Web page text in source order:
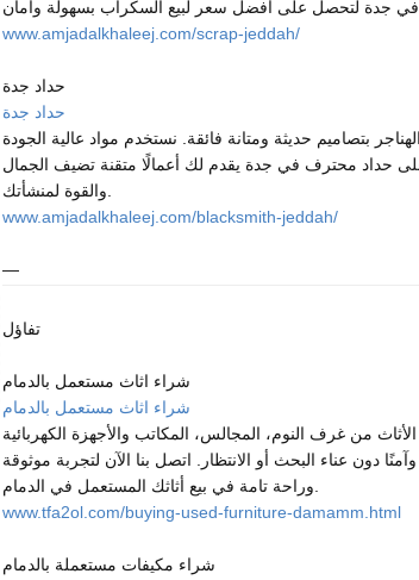
www.amjadalkhaleej.com/scrap-jeddah/
حداد جدة
حداد جدة
بتصاميم حديثة ومتانة فائقة. نستخدم مواد عالية الجودة
على حداد محترف في جدة يقدم لك أعمالًا متقنة تضيف الجمال
www.amjadalkhaleej.com/blacksmith-jeddah/
—
تفاؤل
شراء اثاث مستعمل بالدمام
شراء اثاث مستعمل بالدمام
من غرف النوم، المجالس، المكاتب والأجهزة الكهربائية
دون عناء البحث أو الانتظار. اتصل بنا الآن لتجربة موثوقة
www.tfa2ol.com/buying-used-furniture-damamm.html
شراء مكيفات مستعملة بالدمام